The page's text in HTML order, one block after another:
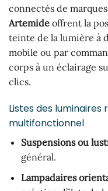
connectés de
Artemide offrent la
teinte de la lumière à
mobile ou par
corps à un éclairage
clics.
Listes des
multifonctionnel
Suspensions ou
général.
Lampadaires